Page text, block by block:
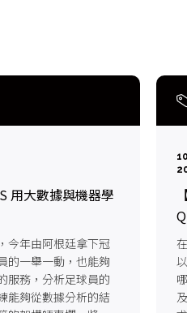
用大數據與機器學
今年由阿根廷拿下冠
的一舉一動，也能夠
服務，分析足球員的
能夠從數據分析的結